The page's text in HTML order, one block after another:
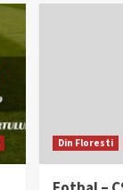
Din Floresti